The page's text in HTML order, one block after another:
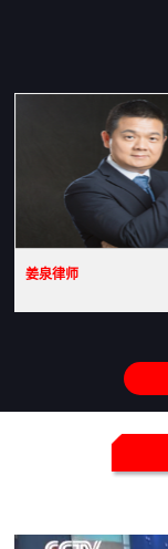
姜泉律师